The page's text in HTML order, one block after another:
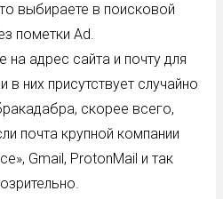
выбираете в поисковой
пометки Ad.
на адрес сайта и почту для
в них присутствует случайно
скорее всего,
почта крупной компании
Gmail, ProtonMail и так